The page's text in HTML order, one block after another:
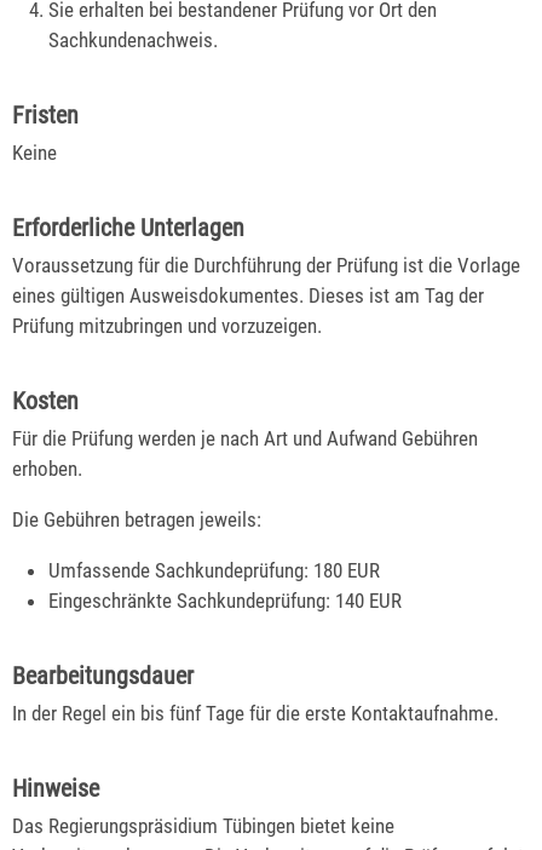
Sie erhalten bei bestandener Prüfung vor Ort den
Sachkundenachweis.
Fristen
Keine
Erforderliche Unterlagen
Voraussetzung für die Durchführung der Prüfung ist die Vorlage
eines gültigen Ausweisdokumentes. Dieses ist am Tag der
Prüfung mitzubringen und vorzuzeigen.
Kosten
Für die Prüfung werden je nach Art und Aufwand Gebühren
erhoben.
Die Gebühren betragen jeweils:
Umfassende Sachkundeprüfung: 180 EUR
Eingeschränkte Sachkundeprüfung: 140 EUR
Bearbeitungsdauer
In der Regel ein bis fünf Tage für die erste Kontaktaufnahme.
Hinweise
Das Regierungspräsidium Tübingen bietet keine